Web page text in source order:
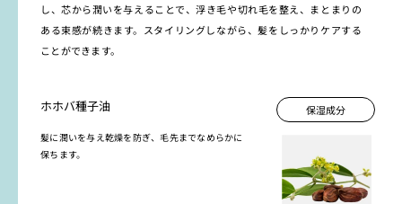
し、芯から潤いを与えることで、浮き毛や切れ毛を整え、まとまりの
ある束感が続きます。スタイリングしながら、髪をしっかりケアする
ことができます。
ホホバ種子油
髪に潤いを与え乾燥を防ぎ、毛先までなめらかに
保ちます。
保湿成分